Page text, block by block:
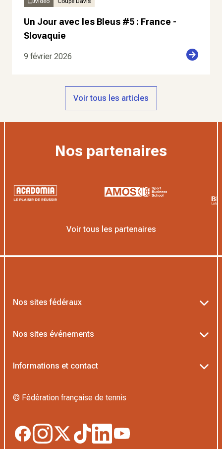
Un Jour avec les Bleus #5 : France -
Slovaquie
9 février 2026
Voir tous les articles
Nos partenaires
Voir tous les partenaires
Nos sites fédéraux
L’Institut Formation Tennis
Proshop FFT
Application Beach/Padel/Pickleball
Nos sites événements
Boutique Officielle
Informations et contact
Politique des cookies
© Fédération française de tennis